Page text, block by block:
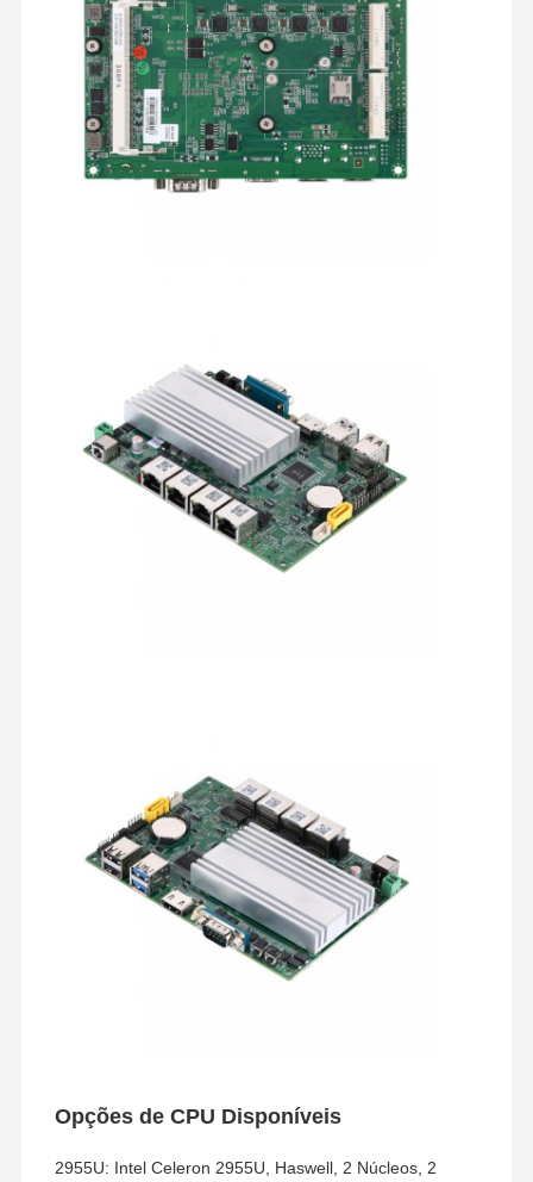
Opções de CPU Disponíveis
2955U: Intel Celeron 2955U, Haswell, 2 Núcleos, 2